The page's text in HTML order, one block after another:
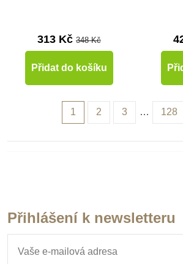
313 Kč 348 Kč
Přidat do košíku
1 2 3 … 128
Přihlášení k newsletteru